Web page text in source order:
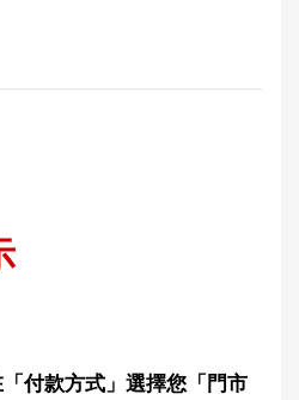
付款方式」選擇您「門市